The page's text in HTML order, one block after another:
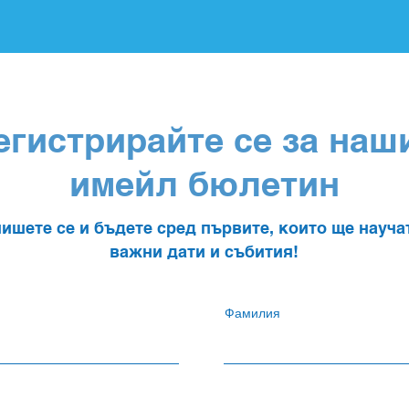
се за
имейл бюлетин
се и бъдете сред първите, които ще
важни дати и събития!
Фамилия